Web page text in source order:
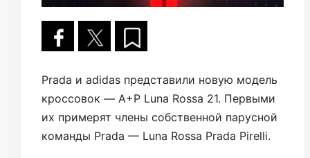
Prada и adidas представили новую модель
кроссовок — A+P Luna Rossa 21. Первыми
их примерят члены собственной парусной
команды Prada — Luna Rossa Prada Pirelli.